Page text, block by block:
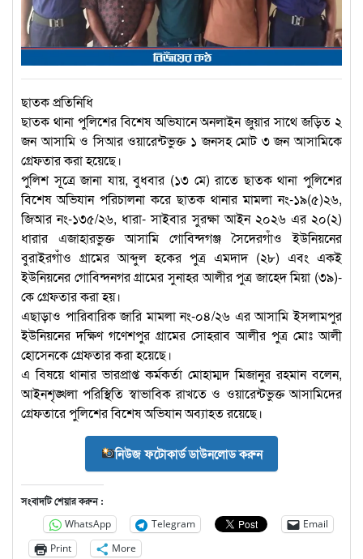
ছাতক প্রতিনিধি
ছাতক থানা পুলিশের বিশেষ অভিযানে অনলাইন জুয়ার সাথে জড়িত ২
জন আসামি ও সিআর ওয়ারেন্টভুক্ত ১ জনসহ মোট ৩ জন আসামিকে
গ্রেফতার করা হয়েছে।
পুলিশ সূত্রে জানা যায়, বুধবার (১৩ মে) রাতে ছাতক থানা পুলিশের
বিশেষ অভিযান পরিচালনা করে ছাতক থানার মামলা নং-১৯(৫)২৬,
জিআর নং-১৩৫/২৬, ধারা- সাইবার সুরক্ষা আইন ২০২৬ এর ২০(২)
ধারার এজাহারভুক্ত আসামি গোবিন্দগঞ্জ সৈদেরগাঁও ইউনিয়নের
বুরাইরগাঁও গ্রামের আব্দুল হকের পুত্র এমদাদ (২৮) এবং একই
ইউনিয়নের গোবিন্দনগর গ্রামের সুনাহর আলীর পুত্র জাহেদ মিয়া (৩৯)-
কে গ্রেফতার করা হয়।
এছাড়াও পারিবারিক জারি মামলা নং-০৪/২৬ এর আসামি ইসলামপুর
ইউনিয়নের দক্ষিণ গণেশপুর গ্রামের সোহরাব আলীর পুত্র মোঃ আলী
হোসেনকে গ্রেফতার করা হয়েছে।
এ বিষয়ে থানার ভারপ্রাপ্ত কর্মকর্তা মোহাম্মদ মিজানুর রহমান বলেন,
আইনশৃঙ্খলা পরিস্থিতি স্বাভাবিক রাখতে ও ওয়ারেন্টভুক্ত আসামিদের
গ্রেফতারে পুলিশের বিশেষ অভিযান অব্যাহত রয়েছে।
নিউজ ফটোকার্ড ডাউনলোড করুন
সংবাদটি শেয়ার করুন :
WhatsApp Telegram
Email
Print
More